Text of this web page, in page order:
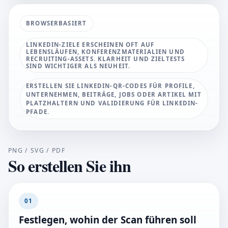
BROWSERBASIERT
LINKEDIN-ZIELE ERSCHEINEN OFT AUF
LEBENSLÄUFEN, KONFERENZMATERIALIEN UND
RECRUITING-ASSETS. KLARHEIT UND ZIELTESTS
SIND WICHTIGER ALS NEUHEIT.
ERSTELLEN SIE LINKEDIN-QR-CODES FÜR PROFILE,
UNTERNEHMEN, BEITRÄGE, JOBS ODER ARTIKEL MIT
PLATZHALTERN UND VALIDIERUNG FÜR LINKEDIN-
PFADE.
PNG / SVG / PDF
So erstellen Sie ihn
01
Festlegen, wohin der Scan führen soll